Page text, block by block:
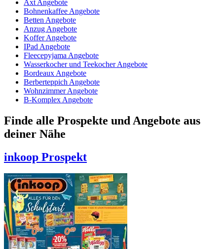
Axt Angebote
Bohnenkaffee Angebote
Betten Angebote
Anzug Angebote
Koffer Angebote
IPad Angebote
Fleecepyjama Angebote
Wasserkocher und Teekocher Angebote
Bordeaux Angebote
Berberteppich Angebote
Wohnzimmer Angebote
B-Komplex Angebote
Finde alle Prospekte und Angebote aus
deiner Nähe
inkoop Prospekt